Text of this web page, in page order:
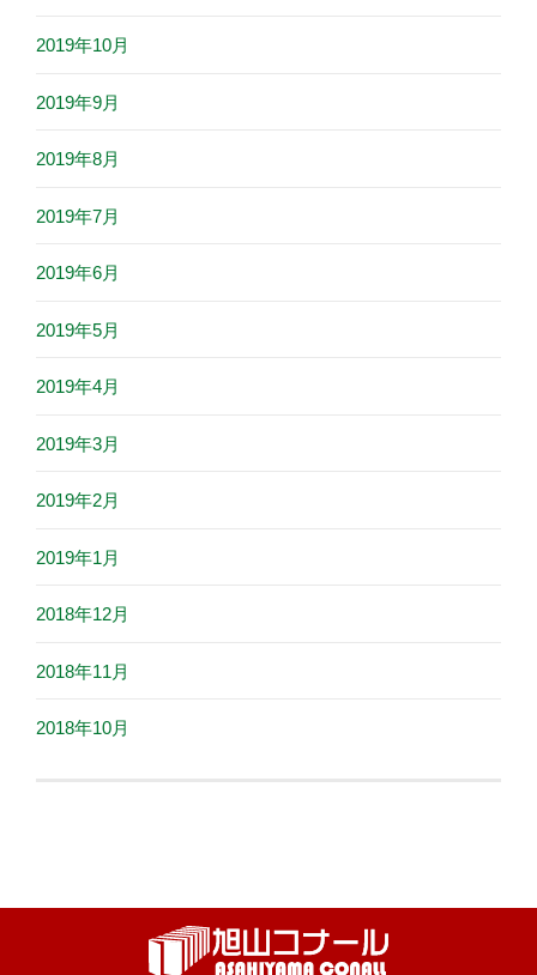
2019年10月
2019年9月
2019年8月
2019年7月
2019年6月
2019年5月
2019年4月
2019年3月
2019年2月
2019年1月
2018年12月
2018年11月
2018年10月